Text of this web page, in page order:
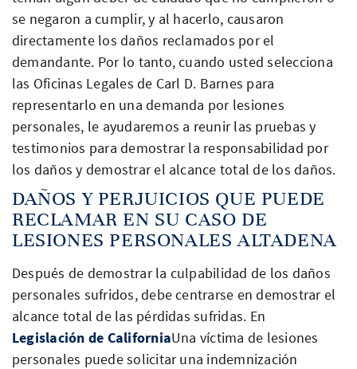
se negaron a cumplir, y al hacerlo, causaron
directamente los daños reclamados por el
demandante. Por lo tanto, cuando usted selecciona
las Oficinas Legales de Carl D. Barnes para
representarlo en una demanda por lesiones
personales, le ayudaremos a reunir las pruebas y
testimonios para demostrar la responsabilidad por
los daños y demostrar el alcance total de los daños.
DAÑOS Y PERJUICIOS QUE PUEDE
RECLAMAR EN SU CASO DE
LESIONES PERSONALES ALTADENA
Después de demostrar la culpabilidad de los daños
personales sufridos, debe centrarse en demostrar el
alcance total de las pérdidas sufridas. En
Legislación de CaliforniaUna víctima de lesiones
personales puede solicitar una indemnización